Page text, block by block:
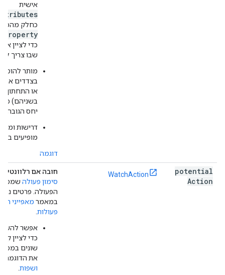
אישית
כחלק
כדי לציין
שבו צריך
מותר
בצדדים או
או התחתון
בשניהם)
יחס הגובה-
דרישות
מופיעים
דוגמה
potential
Action
WatchAction חובה אם רלוונטי
סימון פעולה
הפעולה. פרטים
במאמר
פעולות
אפשר
כדי לציין
שונים
את הדוגמה
ושפות